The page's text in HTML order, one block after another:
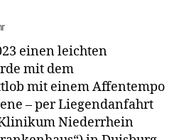
einen leichten
mit dem
mit einem Affentempo
– per Liegendanfahrt
Niederrhein